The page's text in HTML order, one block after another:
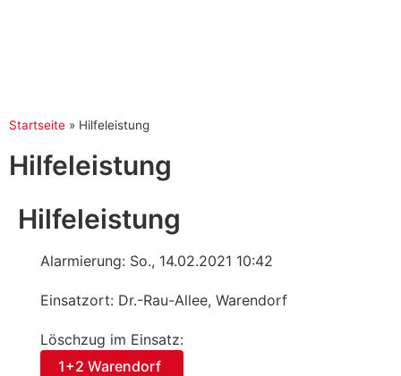
Startseite » Hilfeleistung
Hilfeleistung
Hilfeleistung
Alarmierung: So., 14.02.2021 10:42
Einsatzort: Dr.-Rau-Allee, Warendorf
Löschzug im Einsatz:
1+2 Warendorf